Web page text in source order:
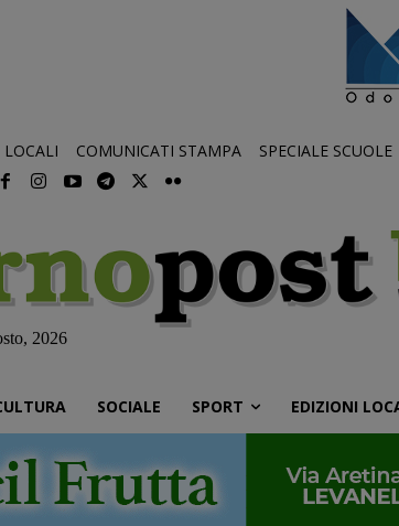
COMUNICATI STAMPA SPECIALE SCUOLE
2026
SOCIALE SPORT EDIZIONI